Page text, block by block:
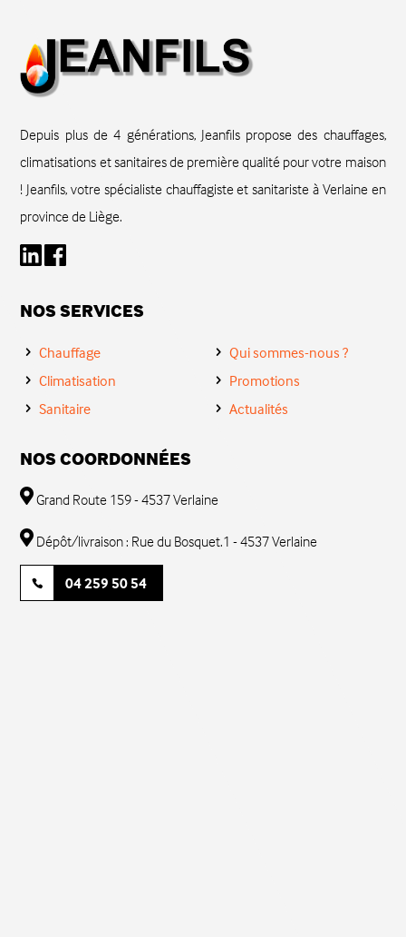
Depuis plus de 4 générations, Jeanfils propose des chauffages,
climatisations et sanitaires de première qualité pour votre maison
! Jeanfils, votre spécialiste chauffagiste et sanitariste à Verlaine en
province de Liège.
NOS SERVICES
Chauffage
Climatisation
Sanitaire
Qui sommes-nous ?
Promotions
Actualités
NOS COORDONNÉES
Grand Route 159 - 4537 Verlaine
Dépôt/livraison : Rue du Bosquet.1 - 4537 Verlaine
04 259 50 54